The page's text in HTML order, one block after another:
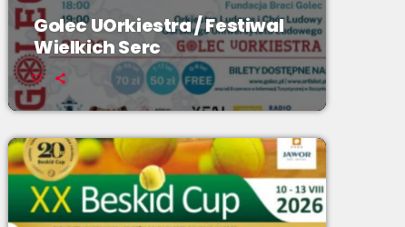
Golec UOrkiestra / Festiwal
Wielkich Serc